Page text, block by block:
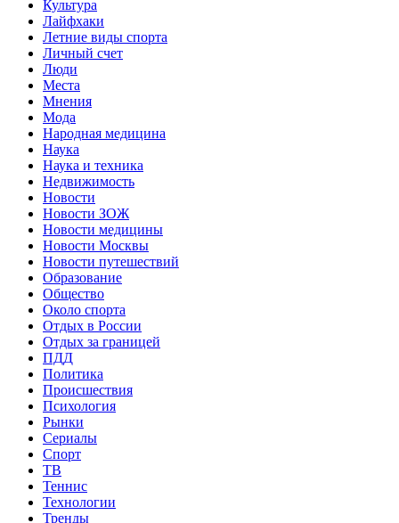
Культура
Лайфхаки
Летние виды спорта
Личный счет
Люди
Места
Мнения
Мода
Народная медицина
Наука
Наука и техника
Недвижимость
Новости
Новости ЗОЖ
Новости медицины
Новости Москвы
Новости путешествий
Образование
Общество
Около спорта
Отдых в России
Отдых за границей
ПДД
Политика
Происшествия
Психология
Рынки
Сериалы
Спорт
ТВ
Теннис
Технологии
Тренды